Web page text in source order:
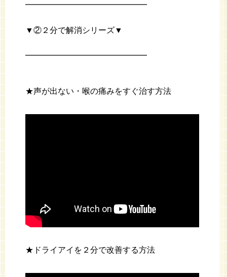
━━━━━━━━━━━━━━━
▼②２分で解消シリーズ▼
━━━━━━━━━━━━━━━
★声が出ない・喉の痛みをすぐ治す方法
★ドライアイを２分で改善する方法